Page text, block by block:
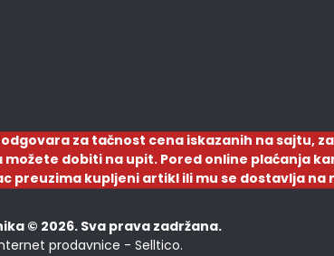
za tačnost cena iskazanih na sajtu,
dobiti na upit. Pored online plaćanja
preuzima kupljeni artikl ili mu se dostavlja na
© 2026. Sva prava zadržana.
prodavnice - Selltico.